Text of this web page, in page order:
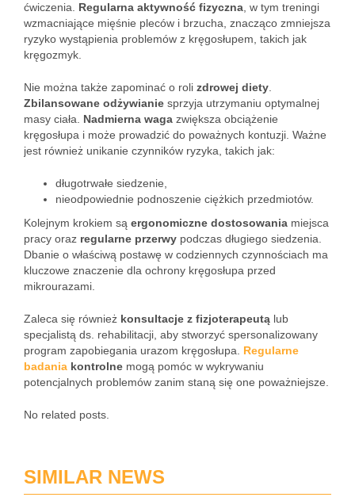
ćwiczenia. Regularna aktywność fizyczna , w tym treningi
wzmacniające mięśnie pleców i brzucha, znacząco zmniejsza
ryzyko wystąpienia problemów z kręgosłupem, takich jak
kręgozmyk.
Nie można także zapominać o roli zdrowej diety
Zbilansowane odżywianie sprzyja utrzymaniu optymalnej
masy ciała. Nadmierna waga zwiększa obciążenie
kręgosłupa i może prowadzić do poważnych kontuzji. Ważne
jest również unikanie czynników ryzyka, takich jak:
długotrwałe siedzenie,
nieodpowiednie podnoszenie ciężkich przedmiotów.
Kolejnym krokiem są ergonomiczne dostosowania miejsca
pracy oraz regularne przerwy podczas długiego siedzenia.
Dbanie o właściwą postawę w codziennych czynnościach ma
kluczowe znaczenie dla ochrony kręgosłupa przed
mikrourazami.
Zaleca się również konsultacje z fizjoterapeutą lub
specjalistą ds. rehabilitacji, aby stworzyć spersonalizowany
program zapobiegania urazom kręgosłupa. Regularne
badania kontrolne mogą pomóc w wykrywaniu
potencjalnych problemów zanim staną się one poważniejsze.
No related posts.
SIMILAR NEWS